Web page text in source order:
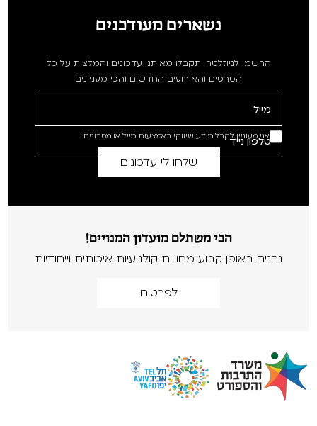
נשארים מעודכנים
הרשמו לניוזלטר ותקבלו מאיתנו עדכונים והמלצות על כל
הסרטים והאירועים החדשים והכי מעניינים
אני מעוניין לקבל מידע שיווקי באמצעות מייל או מסרונים
הכי משתלם מועדון המנויים!
נהנים באופן קבוע מחוויות קולנועיות איכותית וייחודיות
לפרטים